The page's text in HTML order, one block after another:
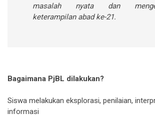
masalah nyata dan
keterampilan abad ke-21.
Bagaimana PjBL dilakukan?
Siswa melakukan eksplorasi, penilaian,
informasi